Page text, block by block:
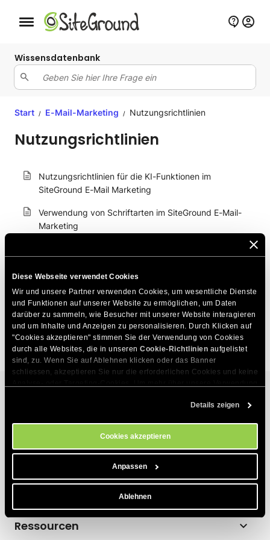
Diese Webseite verwendet Cookies
Wir und unsere Partner verwenden Cookies, um wesentliche Dienste
und Funktionen auf unserer Website zu ermöglichen, um Daten
darüber zu sammeln, wie Besucher mit unserer Website interagieren
und um Inhalte und Anzeigen zu personalisieren. Durch Klicken auf
"Cookies akzeptieren" stimmen Sie der Verwendung von Cookies
durch alle Websites, die in unseren Cookie-Richtlinien aufgelistet
sind, zu. Wenn Sie auf Ablehnen klicken oder das Banner
schliessen, akzeptieren Sie nur die erforderlichen Cookies und keine
. Sie können Ihre Cookie-Einstellungen jederzeit im
Details zeigen
Cookies akzeptieren
Anpassen
Ablehnen
Schaltfläche Mobile Navigation
Wissensdatenbank
Start / E-Mail-Marketing / Nutzungsrichtlinien
Nutzungsrichtlinien
Nutzungsrichtlinien für die KI-Funktionen im
SiteGround E-Mail Marketing
Verwendung von Schriftarten im SiteGround E-Mail-
Marketing
Tipps für die effektive Nutzung des KI-Bildgenerators
Anforderungen an die Kampagnenleistung: Optimale
Verbotene und risikoreiche Inhalte, die zur Sperrung
von E-Mails führen können
Hosting für WordPress
Hosting für WooCommerce
Hosting-Affiliate-Programm
Produkte
Coderick AI
Über uns
Unternehmen
Ressourcen